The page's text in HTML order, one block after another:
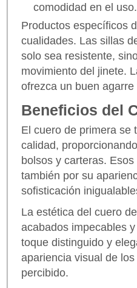
comodidad en el uso.
Productos específicos
cualidades. Las sillas
solo sea resistente,
movimiento del jinete.
ofrezca un buen
Beneficios del
El cuero de primera se
calidad,
bolsos y carteras.
también por su
sofisticación
La estética del cuero
acabados impecables
toque distinguido y
apariencia visual de
percibido.